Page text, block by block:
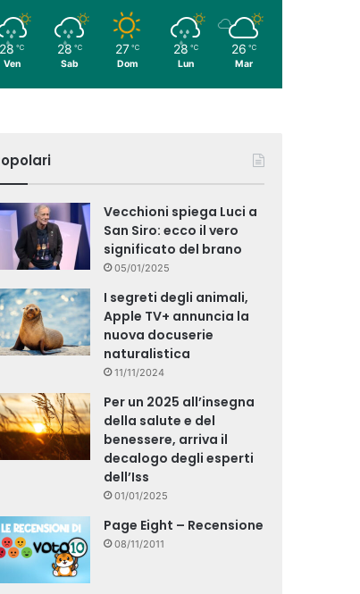
28 ℃
Ven
28 ℃
Sab
27 ℃
Dom
28 ℃
Lun
26 ℃
Mar
Vecchioni spiega Luci a
San Siro: ecco il vero
significato del brano
05/01/2025
I segreti degli animali,
Apple TV+ annuncia la
nuova docuserie
naturalistica
11/11/2024
Per un 2025 all’insegna
della salute e del
benessere, arriva il
decalogo degli esperti
dell’Iss
01/01/2025
Page Eight – Recensione
08/11/2011